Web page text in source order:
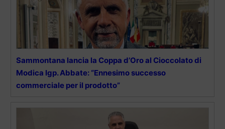
Sammontana lancia la Coppa d’Oro al Cioccolato di
Modica Igp. Abbate: “Ennesimo successo
commerciale per il prodotto”